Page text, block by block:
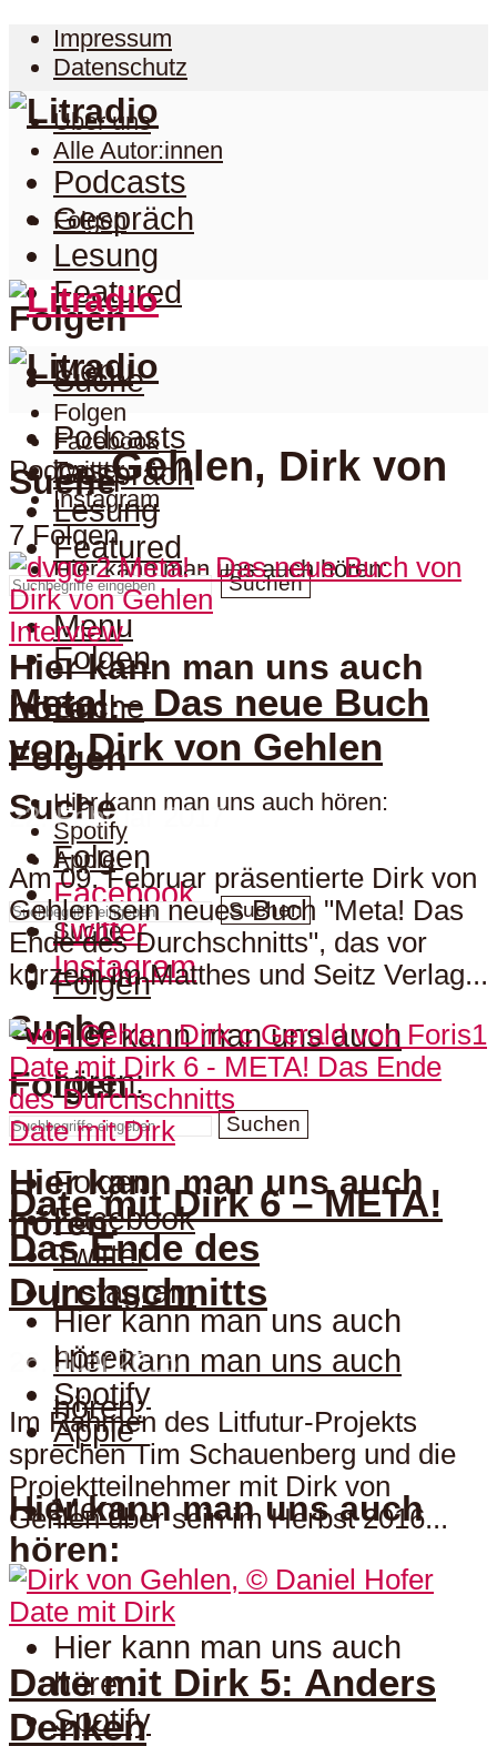
Impressum
Datenschutz
Über uns
Alle Autor:innen
Folgen
Folgen
Folgen
Facebook
Twitter
Instagram
Hier kann man uns auch hören:
Hier kann man uns auch
hören:
Hier kann man uns auch hören:
Spotify
Apple
Suche
Suche
Suchen
Podcasts
Gespräch
Lesung
Featured
Menu
Suche
Suche
Suchen
Folgen
Folgen
Folgen
Facebook
Twitter
Instagram
Hier kann man uns auch
hören:
Hier kann man uns auch
hören:
Hier kann man uns auch
hören:
Spotify
Apple
Menu
Podcasts
Gespräch
Lesung
Featured
Menu
Suche
Suche
Suchen
Folgen
Folgen
Folgen
Facebook
Twitter
Instagram
Hier kann man uns auch
hören:
Hier kann man uns auch
hören:
Hier kann man uns auch
hören:
Spotify
PodcastGehlen, Dirk von
7 Folgen
Interview
Meta! – Das neue Buch
von Dirk von Gehlen
22. Februar 2017
Am 09. Februar präsentierte Dirk von
Gehlen sein neues Buch "Meta! Das
Ende des Durchschnitts", das vor
kurzem im Matthes und Seitz Verlag...
Date mit Dirk
Date mit Dirk 6 – META!
Das Ende des
Durchschnitts
26. Juni 2016
Im Rahmen des Litfutur-Projekts
sprechen Tim Schauenberg und die
Projektteilnehmer mit Dirk von
Gehlen über sein im Herbst 2016...
Date mit Dirk
Date mit Dirk 5: Anders
Denken